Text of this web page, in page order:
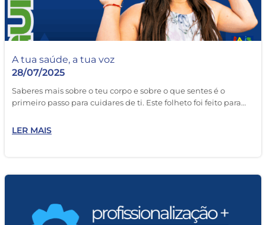
A tua saúde, a tua voz
28/07/2025
Saberes mais sobre o teu corpo e sobre o que sentes é o
primeiro passo para cuidares de ti. Este folheto foi feito para…
LER MAIS